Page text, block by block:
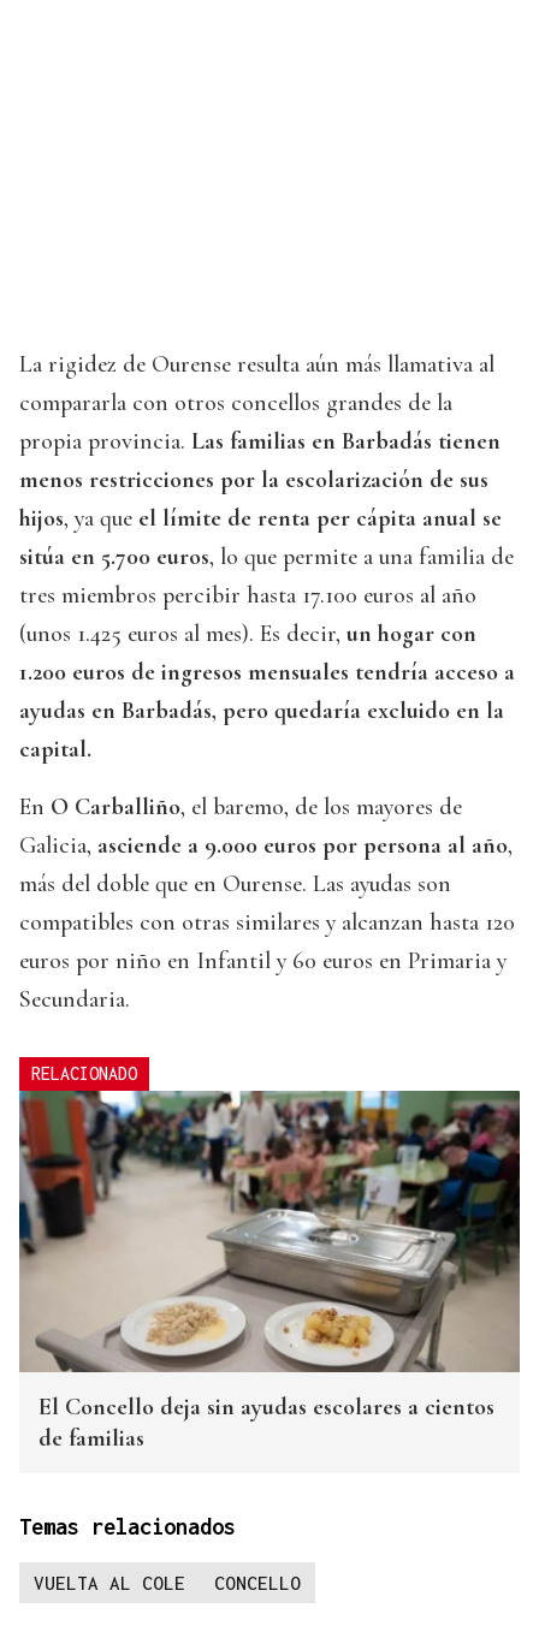
La rigidez de Ourense resulta aún más llamativa al
compararla con otros concellos grandes de la
propia provincia. Las familias en Barbadás tienen
menos restricciones por la escolarización de sus
hijos, ya que el límite de renta per cápita anual se
sitúa en 5.700 euros, lo que permite a una familia de
tres miembros percibir hasta 17.100 euros al año
(unos 1.425 euros al mes). Es decir, un hogar con
1.200 euros de ingresos mensuales tendría acceso a
ayudas en Barbadás, pero quedaría excluido en la
capital.
En O Carballiño, el baremo, de los mayores de
Galicia, asciende a 9.000 euros por persona al año,
más del doble que en Ourense. Las ayudas son
compatibles con otras similares y alcanzan hasta 120
euros por niño en Infantil y 60 euros en Primaria y
Secundaria.
RELACIONADO
El Concello deja sin ayudas escolares a cientos
de familias
Temas relacionados
VUELTA AL COLE CONCELLO